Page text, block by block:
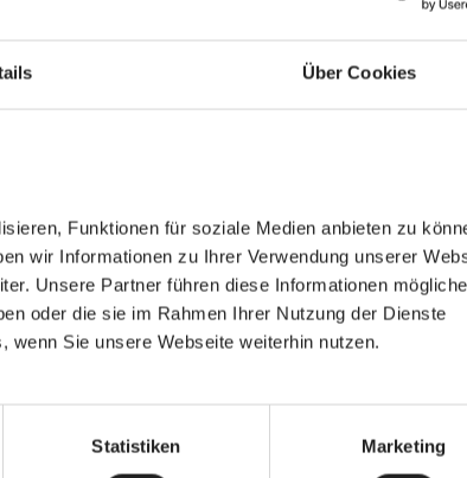
Über Cookies
Funktionen für soziale Medien anbieten zu
wir Informationen zu Ihrer Verwendung unserer
Unsere Partner führen diese Informationen
oder die sie im Rahmen Ihrer Nutzung der Dienste
wenn Sie unsere Webseite weiterhin nutzen.
Statistiken Marketing
Weihnachten ist eine besondere Zeit,
aufregend ist. Doch wie kannst du
Mit Kindern für
Hier sind neun kreative Bastelideen für
Kindermode für den Herbst
komfortabel
Sponsored Der Herbst bringt erhebliche
sich – die Morgende sind frisch, die
Wissen